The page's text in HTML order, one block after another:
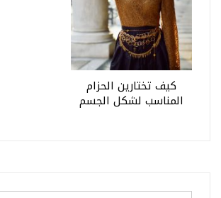
كيف تختارين الحزام
المناسب لشكل الجسم